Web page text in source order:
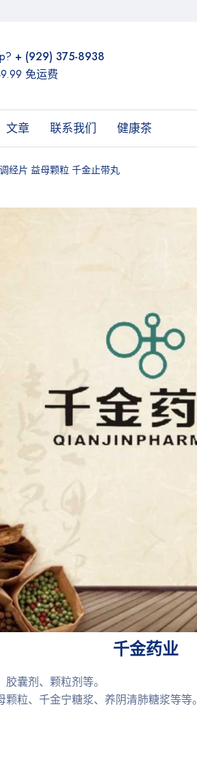
+ (929) 375-8938
免运费
文章 联系我们 健康茶
经片 益母颗粒 千金止带丸
千金药业
囊剂、颗粒剂等。
粒、千金宁糖浆、养阴清肺糖浆等等